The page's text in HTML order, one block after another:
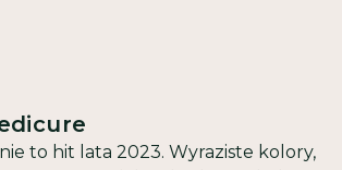
to hit lata 2023. Wyraziste kolory,